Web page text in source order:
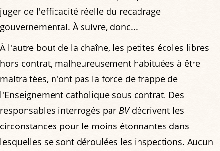
juger de l'efficacité réelle du recadrage
gouvernemental. À suivre, donc...
À l'autre bout de la chaîne, les petites écoles libres
hors contrat, malheureusement habituées à être
maltraitées, n'ont pas la force de frappe de
l'Enseignement catholique sous contrat. Des
responsables interrogés par BVdécrivent les
circonstances pour le moins étonnantes dans
lesquelles se sont déroulées les inspections. Aucun